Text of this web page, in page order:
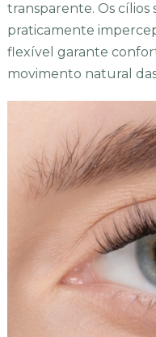
transparente. Os cílios
praticamente
flexível garante
movimento natural